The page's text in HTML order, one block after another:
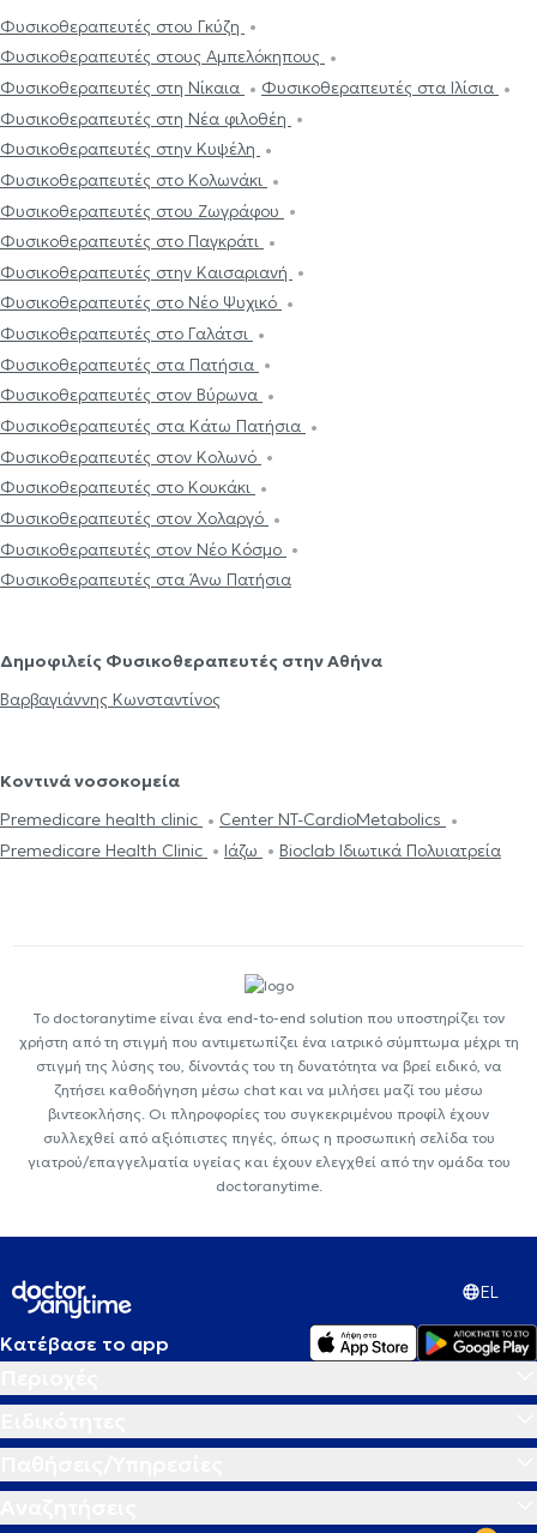
Φυσικοθεραπευτές στου Γκύζη
Φυσικοθεραπευτές στους Αμπελόκηπους
Φυσικοθεραπευτές στη Νίκαια
Φυσικοθεραπευτές στα Ιλίσια
Φυσικοθεραπευτές στη Νέα φιλοθέη
Φυσικοθεραπευτές στην Κυψέλη
Φυσικοθεραπευτές στο Κολωνάκι
Φυσικοθεραπευτές στου Ζωγράφου
Φυσικοθεραπευτές στο Παγκράτι
Φυσικοθεραπευτές στην Καισαριανή
Φυσικοθεραπευτές στο Νέο Ψυχικό
Φυσικοθεραπευτές στο Γαλάτσι
Φυσικοθεραπευτές στα Πατήσια
Φυσικοθεραπευτές στον Βύρωνα
Φυσικοθεραπευτές στα Κάτω Πατήσια
Φυσικοθεραπευτές στον Κολωνό
Φυσικοθεραπευτές στο Κουκάκι
Φυσικοθεραπευτές στον Χολαργό
Φυσικοθεραπευτές στον Νέο Κόσμο
Φυσικοθεραπευτές στα Άνω Πατήσια
Δημοφιλείς Φυσικοθεραπευτές στην Αθήνα
Βαρβαγιάννης Κωνσταντίνος
Κοντινά νοσοκομεία
Premedicare health clinic
Center NT-CardioMetabolics
Premedicare Health Clinic
Ιάζω Bioclab Ιδιωτικά Πολυιατρεία
Το doctoranytime είναι ένα end-to-end solution που υποστηρίζει τον
χρήστη από τη στιγμή που αντιμετωπίζει ένα ιατρικό σύμπτωμα μέχρι τη
στιγμή της λύσης του, δίνοντάς του τη δυνατότητα να βρεί ειδικό, να
ζητήσει καθοδήγηση μέσω chat και να μιλήσει μαζί του μέσω
βιντεοκλήσης. Οι πληροφορίες του συγκεκριμένου προφίλ έχουν
συλλεχθεί από αξιόπιστες πηγές, όπως η προσωπική σελίδα του
γιατρού/επαγγελματία υγείας και έχουν ελεγχθεί από την ομάδα του
doctoranytime.
EL
Κατέβασε το app